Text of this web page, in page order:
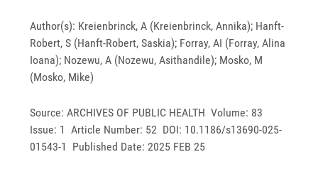
Author(s): Kreienbrinck, A (Kreienbrinck, Annika); Hanft-
Robert, S (Hanft-Robert, Saskia); Forray, AI (Forray, Alina
Ioana); Nozewu, A (Nozewu, Asithandile); Mosko, M
(Mosko, Mike)
Source: ARCHIVES OF PUBLIC HEALTH Volume: 83
Issue: 1 Article Number: 52 DOI: 10.1186/s13690-025-
01543-1 Published Date: 2025 FEB 25